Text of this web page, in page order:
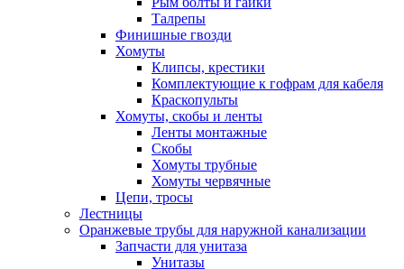
Талрепы
Финишные гвозди
Хомуты
Клипсы, крестики
Комплектующие к гофрам для кабеля
Краскопульты
Хомуты, скобы и ленты
Ленты монтажные
Скобы
Хомуты трубные
Хомуты червячные
Цепи, тросы
Лестницы
Оранжевые трубы для наружной канализации
Запчасти для унитаза
Унитазы